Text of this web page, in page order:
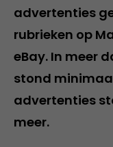
advertenties
rubrieken op
eBay. In meer
stond
advertenties
meer.